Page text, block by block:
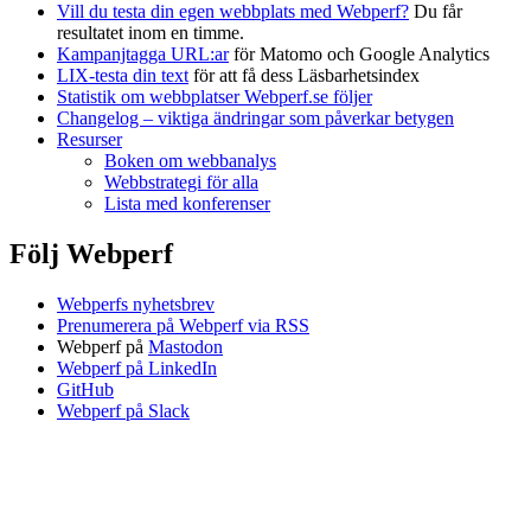
Vill du testa din egen webbplats med Webperf? Du får
resultatet inom en timme.
Kampanjtagga URL:arför Matomo och Google Analytics
LIX-testa din text för att få dess Läsbarhetsindex
Statistik om webbplatser Webperf.se följer
Changelog – viktiga ändringar som påverkar betygen
Resurser
Boken om webbanalys
Webbstrategi för alla
Lista med konferenser
Följ Webperf
Webperfs nyhetsbrev
Prenumerera på Webperf via RSS
Webperf på Mastodon
Webperf på LinkedIn
GitHub
Webperf på Slack